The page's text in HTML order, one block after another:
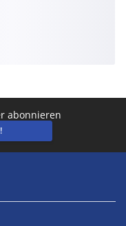
abonnieren